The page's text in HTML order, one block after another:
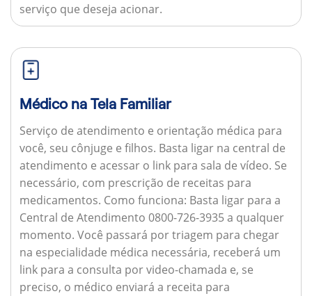
serviço que deseja acionar.
Médico na Tela Familiar
Serviço de atendimento e orientação médica para
você, seu cônjuge e filhos. Basta ligar na central de
atendimento e acessar o link para sala de vídeo. Se
necessário, com prescrição de receitas para
medicamentos. Como funciona: Basta ligar para a
Central de Atendimento 0800-726-3935 a qualquer
momento. Você passará por triagem para chegar
na especialidade médica necessária, receberá um
link para a consulta por video-chamada e, se
preciso, o médico enviará a receita para